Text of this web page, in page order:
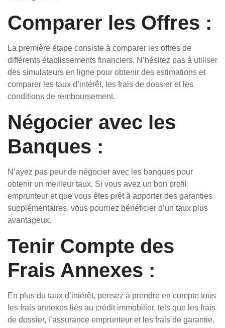
Comparer les Offres :
La première étape consiste à comparer les offres de
différents établissements financiers. N’hésitez pas à utiliser
des simulateurs en ligne pour obtenir des estimations et
comparer les taux d’intérêt, les frais de dossier et les
conditions de remboursement.
Négocier avec les
Banques :
N’ayez pas peur de négocier avec les banques pour
obtenir un meilleur taux. Si vous avez un bon profil
emprunteur et que vous êtes prêt à apporter des garanties
supplémentaires, vous pourriez bénéficier d’un taux plus
avantageux.
Tenir Compte des
Frais Annexes :
En plus du taux d’intérêt, pensez à prendre en compte tous
les frais annexes liés au crédit immobilier, tels que les frais
de dossier, l’assurance emprunteur et les frais de garantie.